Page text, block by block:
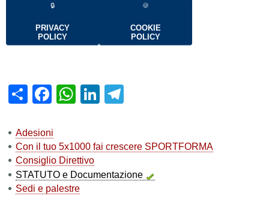
🔒
PRIVACY
POLICY
🍪
COOKIE
POLICY
ShareFacebook
WhatsApp
LinkedIn
Adesioni
Con il tuo 5x1000 fai crescere SPORTFORMA
Consiglio Direttivo
STATUTO e Documentazione
Sedi e palestre